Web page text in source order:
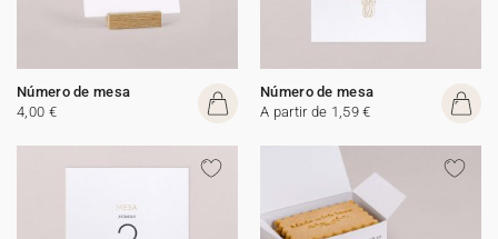
Número de mesa
4,00 €
Número de mesa
A partir de 1,59 €